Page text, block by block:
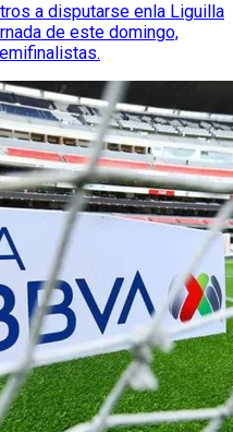
a disputarse enla Liguilla
de este domingo,